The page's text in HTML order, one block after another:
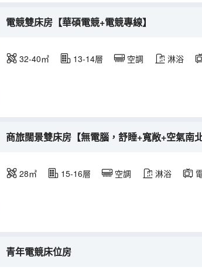
電競雙床房【華碩電競+電競專線】
32-40㎡ 13-14層 空調 淋浴
商旅闊景雙床房【無電腦，舒睡+寬敞+空氣南
28㎡ 15-16層 空調 淋浴
青年電競床位房